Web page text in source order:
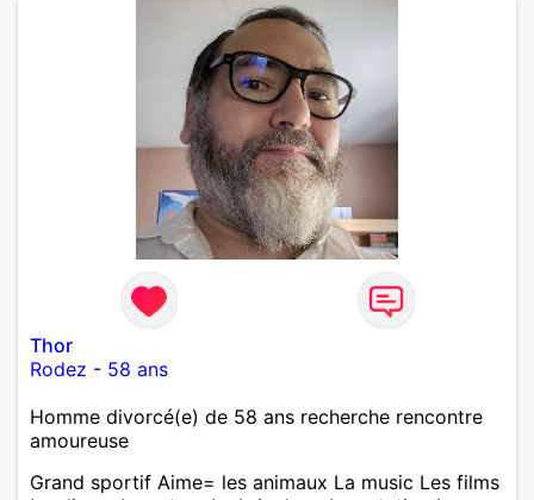
Thor
Rodez - 58 ans
Homme divorcé(e) de 58 ans recherche rencontre
amoureuse
Grand sportif Aime= les animaux La music Les films